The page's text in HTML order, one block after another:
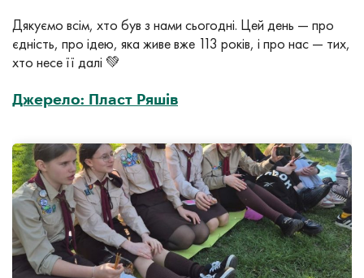
Дякуємо всім, хто був з нами сьогодні. Цей день — про
єдність, про ідею, яка живе вже 113 років, і про нас — тих,
хто несе її далі 💚
Джерело: Пласт Ряшів